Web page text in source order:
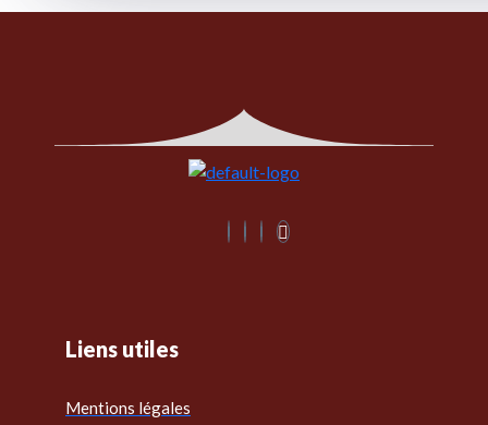
Liens utiles
Mentions légales